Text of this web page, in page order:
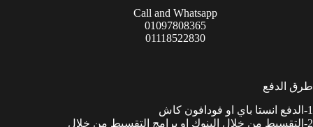
Call and Whatsapp
01097808365
01118522830
طرق الدفع
1-الدفع انستا باي او فودافون كاش
2-التقسيط من خلال البنوك او برامج التقسيط من خلال